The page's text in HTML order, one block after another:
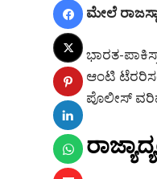
ಮೇಲೆ
ಭಾರತ-
ಆಂಟಿ
ಪೊಲೀಸ್